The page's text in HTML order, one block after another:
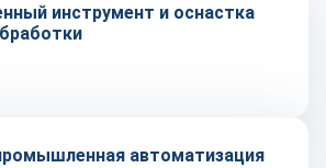
инструмент и оснастка
автоматизация